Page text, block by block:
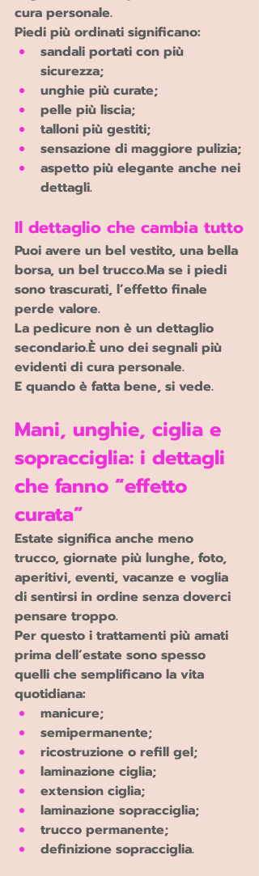
cura personale.
Piedi più ordinati significano:
sandali portati con più
sicurezza;
unghie più curate;
pelle più liscia;
talloni più gestiti;
sensazione di maggiore pulizia;
aspetto più elegante anche nei
dettagli.
Il dettaglio che cambia tutto
Puoi avere un bel vestito, una bella
borsa, un bel trucco.Ma se i piedi
sono trascurati, l’effetto finale
perde valore.
La pedicure non è un dettaglio
secondario.È uno dei segnali più
evidenti di cura personale.
E quando è fatta bene, si vede.
Mani, unghie, ciglia e
sopracciglia: i dettagli
che fanno “effetto
curata”
Estate significa anche meno
trucco, giornate più lunghe, foto,
aperitivi, eventi, vacanze e voglia
di sentirsi in ordine senza doverci
pensare troppo.
Per questo i trattamenti più amati
prima dell’estate sono spesso
quelli che semplificano la vita
quotidiana:
manicure;
semipermanente;
ricostruzione o refill gel;
laminazione ciglia;
extension ciglia;
laminazione sopracciglia;
trucco permanente;
definizione sopracciglia.